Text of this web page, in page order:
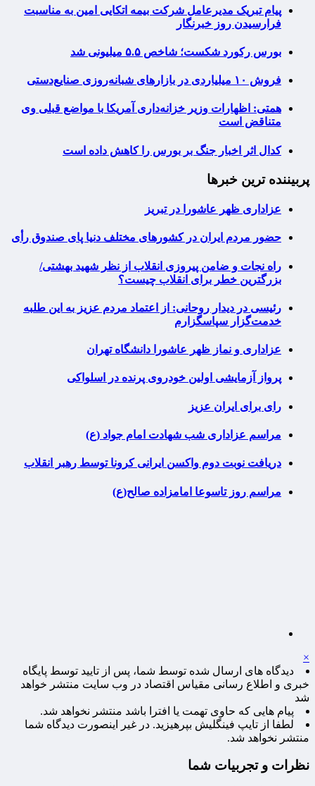
پیام تبریک مدیرعامل شرکت بیمه اتکایی امین به مناسبت
فرارسیدن روز خبرنگار
بورس رکورد شکست؛ شاخص ۵.۵ میلیونی شد
فروش ۱۰ میلیاردی در بازارهای شبانه‌روزی صنایع‌دستی
همتی: اظهارات وزیر خزانه‌داری آمریکا با مواضع قبلی وی
متناقض است
کدال اثر اخبار جنگ بر بورس را کاهش داده است
پربیننده ترین خبرها
عزاداری ظهر عاشورا در تبریز
حضور مردم ایران در کشورهای مختلف دنیا پای صندوق رأی
راه نجات و ضامن پیروزی انقلاب از نظر شهید بهشتی/
بزرگترین خطر برای انقلاب چیست؟
رئیسی در دیدار روحانی: از اعتماد مردم عزیز به این طلبه
خدمت‌گزار سپاسگزارم
عزاداری و نماز ظهر عاشورا دانشگاه تهران
پرواز آزمایشی اولین خودروی پرنده در اسلواکی
رای برای ایران عزیز
مراسم عزاداری شب شهادت امام جواد (ع)
دریافت نوبت دوم واکسن ایرانی کرونا توسط رهبر انقلاب
مراسم روز تاسوعا امامزاده صالح(ع)
×
دیدگاه های ارسال شده توسط شما، پس از تایید توسط پایگاه
خبری و اطلاع رسانی مقیاس اقتصاد در وب سایت منتشر خواهد
شد
پیام هایی که حاوی تهمت یا افترا باشد منتشر نخواهد شد.
لطفا از تایپ فینگلیش بپرهیزید. در غیر اینصورت دیدگاه شما
منتشر نخواهد شد.
نظرات و تجربیات شما